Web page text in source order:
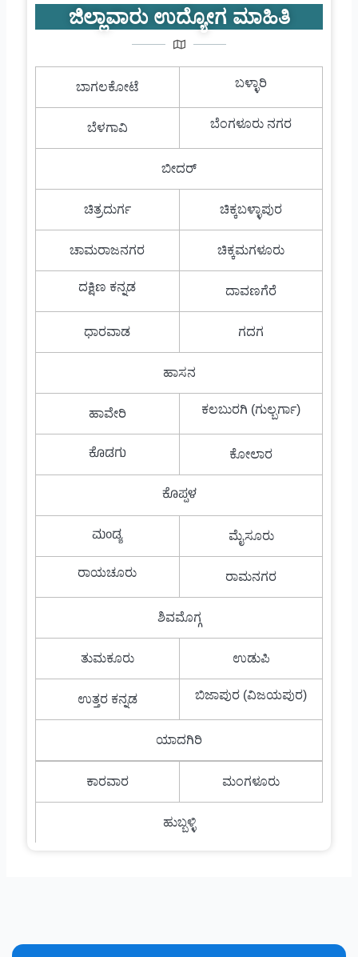
ಜಿಲ್ಲಾವಾರು ಉದ್ಯೋಗ ಮಾಹಿತಿ
ಬಾಗಲಕೋಟೆ ಬಳ್ಳಾರಿ
ಬೆಳಗಾವಿ ಬೆಂಗಳೂರು ನಗರ
ಬೀದರ್
ಚಿತ್ರದುರ್ಗ ಚಿಕ್ಕಬಳ್ಳಾಪುರ
ಚಾಮರಾಜನಗರ ಚಿಕ್ಕಮಗಳೂರು
ದಕ್ಷಿಣ ಕನ್ನಡ ದಾವಣಗೆರೆ
ಧಾರವಾಡ ಗದಗ
ಹಾಸನ
ಹಾವೇರಿ ಕಲಬುರಗಿ (ಗುಲ್ಬರ್ಗಾ)
ಕೊಡಗು ಕೋಲಾರ
ಕೊಪ್ಪಳ
ಮಂಡ್ಯ
ಮೈಸೂರು
ರಾಯಚೂರು ರಾಮನಗರ
ಶಿವಮೊಗ್ಗ
ತುಮಕೂರು ಉಡುಪಿ
ಉತ್ತರ ಕನ್ನಡ ಬಿಜಾಪುರ (ವಿಜಯಪುರ)
ಯಾದಗಿರಿ
ಕಾರವಾರ ಮಂಗಳೂರು
ಹುಬ್ಬಳ್ಳಿ